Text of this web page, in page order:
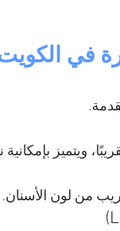
في
ويتميز بإمكانية
من لون الأسنان.